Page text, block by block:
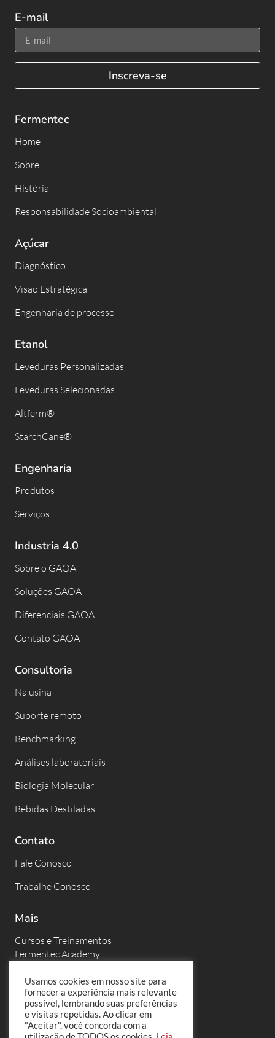
E-mail
Inscreva-se
Fermentec
Home
Sobre
História
Responsabilidade Socioambiental
Açúcar
Diagnóstico
Visão Estratégica
Engenharia de processo
Etanol
Leveduras Personalizadas
Leveduras Selecionadas
Altferm®
StarchCane®
Engenharia
Produtos
Serviços
Industria 4.0
Sobre o GAOA
Soluções GAOA
Diferenciais GAOA
Contato GAOA
Consultoria
Na usina
Suporte remoto
Benchmarking
Análises laboratoriais
Biologia Molecular
Bebidas Destiladas
Contato
Fale Conosco
Trabalhe Conosco
Mais
Cursos e Treinamentos
Fermentec Academy
Eventos
Fermentec News
PortalFT
Usamos cookies em nosso site para
fornecer a experiência mais relevante
possível, lembrando suas preferências
e visitas repetidas. Ao clicar em
"Aceitar", você concorda com a